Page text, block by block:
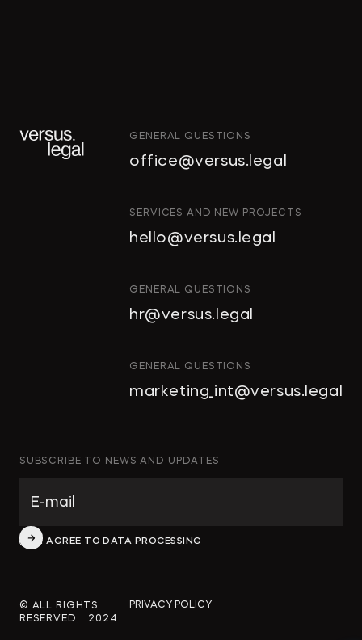
ИНТЕЛЛЕКТУАЛЬНАЯ
ИНВЕСТИЦИОННЫЕ ПРОЕКТЫ
СТРОИТЕЛЬСТВО
АРХИТЕКТУРА
КОРПОРАТИВНОЕ ПРАВО И
M&A
РАЗРЕШЕНИЕ СПОРОВ
БАНКОВСКОЕ ПРАВО
GENERAL QUESTIONS
office@versus.legal
SERVICES AND NEW PROJECTS
hello@versus.legal
GENERAL QUESTIONS
hr@versus.legal
GENERAL QUESTIONS
marketing_int@versus.legal
SUBSCRIBE TO NEWS AND UPDATES
I AGREE TO DATA PROCESSING
© ALL RIGHTS
RESERVED, 2024
PRIVACY POLICY